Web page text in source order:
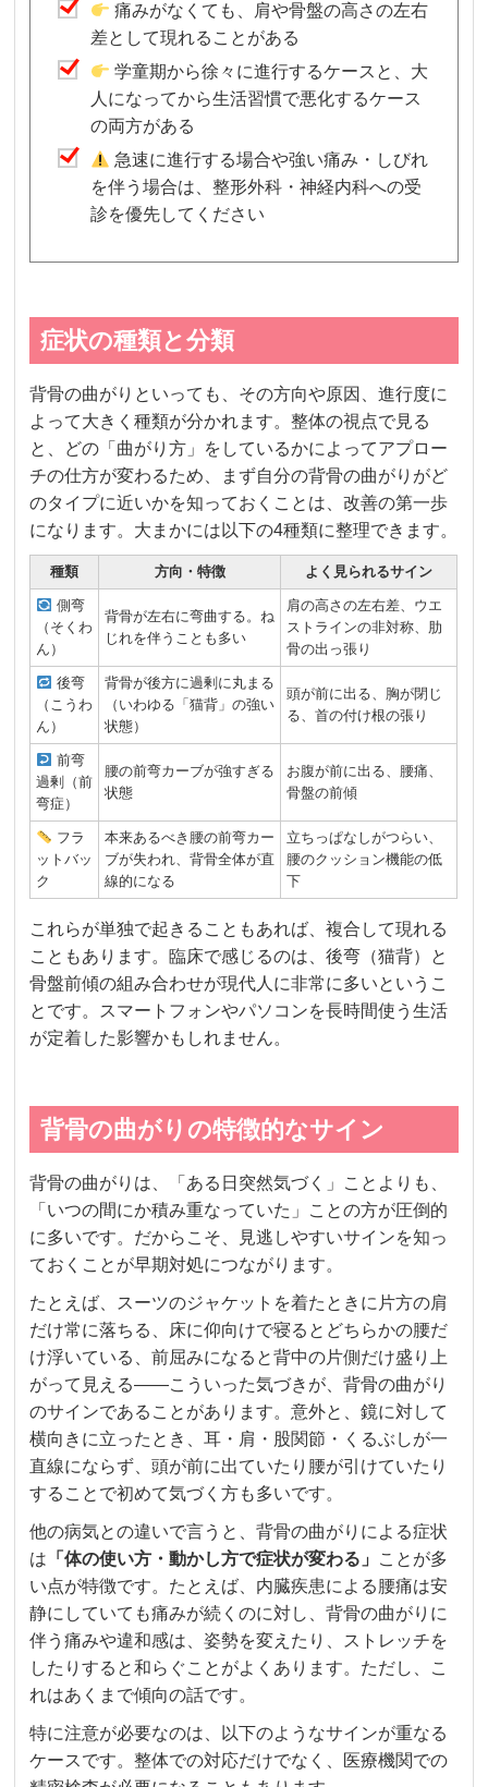
痛みがなくても、肩や骨盤の高さの左右
差として現れることがある
学童期から徐々に進行するケースと、大
人になってから生活習慣で悪化するケース
の両方がある
急速に進行する場合や強い痛み・しびれ
を伴う場合は、整形外科・神経内科への受
診を優先してください
症状の種類と分類
背骨の曲がりといっても、その方向や原因、進行度に
よって大きく種類が分かれます。整体の視点で見る
と、どの「曲がり方」をしているかによってアプロー
チの仕方が変わるため、まず自分の背骨の曲がりがど
のタイプに近いかを知っておくことは、改善の第一歩
になります。大まかには以下の4種類に整理できます。
種類 方向・特徴 よく見られるサイン
側弯
（そくわ
ん）
背骨が左右に弯曲する。ね
じれを伴うことも多い
肩の高さの左右差、ウエ
ストラインの非対称、肋
骨の出っ張り
後弯
（こうわ
ん）
背骨が後方に過剰に丸まる
（いわゆる「猫背」の強い
状態）
頭が前に出る、胸が閉じ
る、首の付け根の張り
前弯
過剰（前
弯症）
腰の前弯カーブが強すぎる
状態
お腹が前に出る、腰痛、
骨盤の前傾
フラ
ットバッ
ク
本来あるべき腰の前弯カー
ブが失われ、背骨全体が直
線的になる
立ちっぱなしがつらい、
腰のクッション機能の低
下
これらが単独で起きることもあれば、複合して現れる
こともあります。臨床で感じるのは、後弯（猫背）と
骨盤前傾の組み合わせが現代人に非常に多いというこ
とです。スマートフォンやパソコンを長時間使う生活
が定着した影響かもしれません。
背骨の曲がりの特徴的なサイン
背骨の曲がりは、「ある日突然気づく」ことよりも、
「いつの間にか積み重なっていた」ことの方が圧倒的
に多いです。だからこそ、見逃しやすいサインを知っ
ておくことが早期対処につながります。
たとえば、スーツのジャケットを着たときに片方の肩
だけ常に落ちる、床に仰向けで寝るとどちらかの腰だ
け浮いている、前屈みになると背中の片側だけ盛り上
がって見える——こういった気づきが、背骨の曲がり
のサインであることがあります。意外と、鏡に対して
横向きに立ったとき、耳・肩・股関節・くるぶしが一
直線にならず、頭が前に出ていたり腰が引けていたり
することで初めて気づく方も多いです。
他の病気との違いで言うと、背骨の曲がりによる症状
は 「体の使い方・動かし方で症状が変わる」
ことが多
い点が特徴です。たとえば、内臓疾患による腰痛は安
静にしていても痛みが続くのに対し、背骨の曲がりに
伴う痛みや違和感は、姿勢を変えたり、ストレッチを
したりすると和らぐことがよくあります。ただし、こ
れはあくまで傾向の話です。
特に注意が必要なのは、以下のようなサインが重なる
ケースです。整体での対応だけでなく、医療機関での